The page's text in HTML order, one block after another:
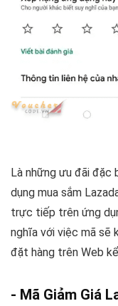
Là những ưu đãi đặc
dụng mua sắm
trực tiếp trên ứng
nghĩa với việc mã sẽ
đặt hàng trên Web
- Mã Giảm Giá